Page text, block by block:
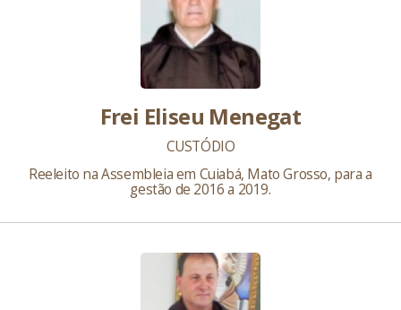
Frei Eliseu Menegat
CUSTÓDIO
Reeleito na Assembleia em Cuiabá, Mato Grosso, para a
gestão de 2016 a 2019.